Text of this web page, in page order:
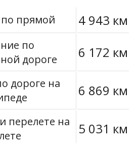
по прямой 4 943 км
по
дороге
6 172 км
дороге на
6 869 км
перелете на
5 031 км